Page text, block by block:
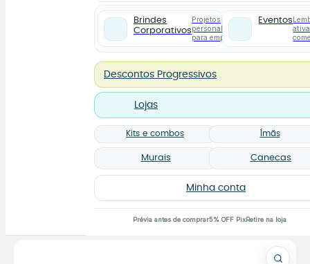
Brindes
Corporativos
Projetos
personalizados
para empresas
Eventos
Descontos Progressivos
Lojas
Kits e combos Ímãs
Murais Canecas
Minha conta
Prévia antes de comprar5% OFF PixRetire na loja